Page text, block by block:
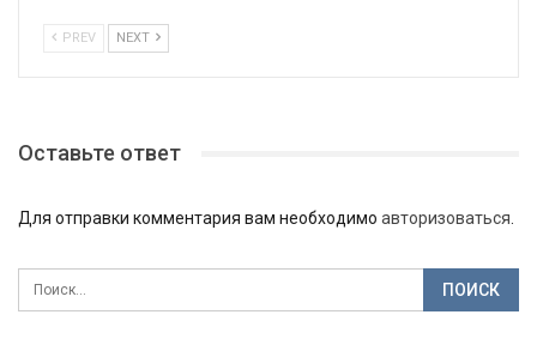
PREV NEXT
Оставьте ответ
Для отправки комментария вам необходимо авторизоваться